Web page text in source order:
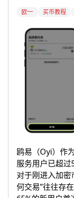
欧一 买币教程
鸥易（Oyi）作
服务用户已超过
对于刚进入加密
何交易”往往存